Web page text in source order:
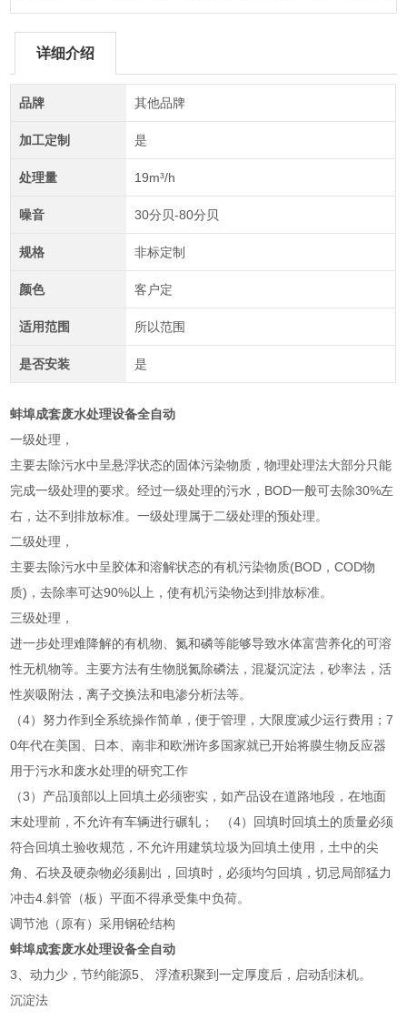
详细介绍
品牌 其他品牌
加工定制 是
处理量 19m³/h
噪音 30分贝-80分贝
规格 非标定制
颜色 客户定
适用范围 所以范围
是否安装 是
蚌埠成套废水处理设备全自动
一级处理，
主要去除污水中呈悬浮状态的固体污染物质，物理处理法大部分只能
完成一级处理的要求。经过一级处理的污水，BOD一般可去除30%左
右，达不到排放标准。一级处理属于二级处理的预处理。
二级处理，
主要去除污水中呈胶体和溶解状态的有机污染物质(BOD，COD物
质)，去除率可达90%以上，使有机污染物达到排放标准。
三级处理，
进一步处理难降解的有机物、氮和磷等能够导致水体富营养化的可溶
性无机物等。主要方法有生物脱氮除磷法，混凝沉淀法，砂率法，活
性炭吸附法，离子交换法和电渗分析法等。
（4）努力作到全系统操作简单，便于管理，大限度减少运行费用；7
0年代在美国、日本、南非和欧洲许多国家就已开始将膜生物反应器
用于污水和废水处理的研究工作
（3）产品顶部以上回填土必须密实，如产品设在道路地段，在地面
末处理前，不允许有车辆进行碾轧； （4）回填时回填土的质量必须
符合回填土验收规范，不允许用建筑垃圾为回填土使用，土中的尖
角、石块及硬杂物必须剔出，回填时，必须均匀回填，切忌局部猛力
冲击4.斜管（板）平面不得承受集中负荷。
调节池（原有）采用钢砼结构
蚌埠成套废水处理设备全自动
3、动力少，节约能源5、 浮渣积聚到一定厚度后，启动刮沫机。
沉淀法